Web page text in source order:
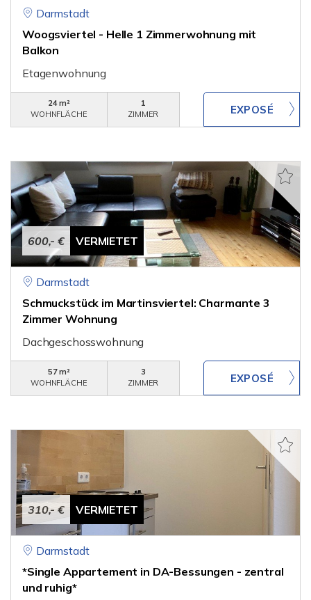
Darmstadt
Woogsviertel - Helle 1 Zimmerwohnung mit
Balkon
Etagenwohnung
24 m²
WOHNFLÄCHE
1
ZIMMER
600,- € VERMIETET
Darmstadt
Schmuckstück im Martinsviertel: Charmante 3
Zimmer Wohnung
Dachgeschosswohnung
57 m²
WOHNFLÄCHE
3
ZIMMER
310,- € VERMIETET
Darmstadt
*Single Appartement in DA-Bessungen - zentral
und ruhig*